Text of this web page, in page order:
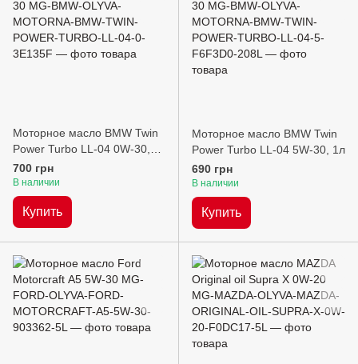
Моторное масло BMW Twin
Power Turbo LL-04 0W-30,
1л
700 грн
В наличии
Купить
Моторное масло BMW Twin
Power Turbo LL-04 5W-30, 1л
690 грн
В наличии
Купить